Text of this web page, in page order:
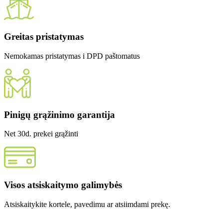
Greitas pristatymas
Nemokamas pristatymas i DPD paštomatus
Pinigų grąžinimo garantija
Net 30d. prekei grąžinti
Visos atsiskaitymo galimybės
Atsiskaitykite kortele, pavedimu ar atsiimdami prekę.